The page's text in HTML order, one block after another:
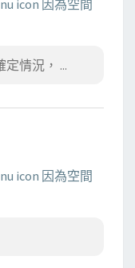
icon 因為空間
情況， ...
icon 因為空間